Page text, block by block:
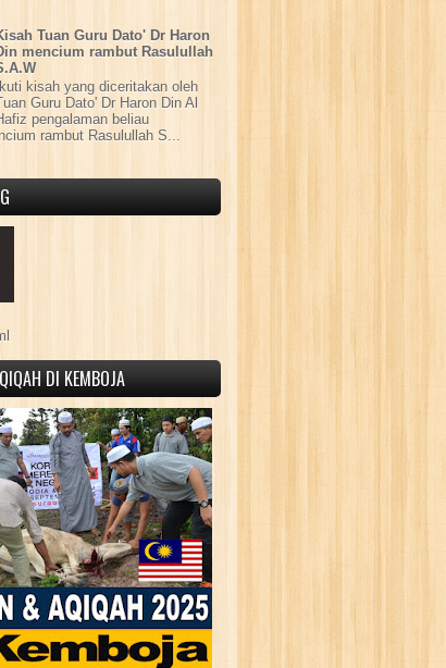
Tuan Guru Dato' Dr Haron
mencium rambut Rasulullah
Ikuti kisah yang diceritakan oleh
Guru Dato' Dr Haron Din Al
pengalaman beliau
rambut Rasulullah S...
DI KEMBOJA